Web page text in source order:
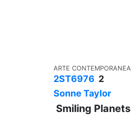
ARTE CONTEMPORANEA
2ST6976 2
Sonne Taylor
Smiling Planets